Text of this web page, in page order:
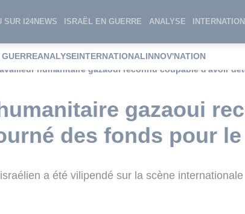
SUR I24NEWS ISRAËL EN GUERRE ANALYSE
ANALYSEINTERNATIONALINNOV'NATION
humanitaire gazaoui reconnu coupable d'avoir
gazaoui
des fonds pour le
a été vilipendé sur la scène internationale